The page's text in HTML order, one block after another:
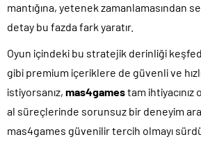
mantığına, yetenek zamanlamasından
detay bu fazda fark yaratır.
Oyun içindeki bu stratejik derinliği
gibi premium içeriklere de güvenli ve
istiyorsanız, mas4gamestam ihtiyacınız
al süreçlerinde sorunsuz bir deneyim
mas4games güvenilir tercih olmayı